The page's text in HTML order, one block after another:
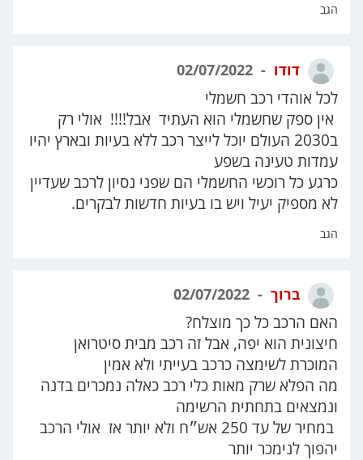
הגב
דודו
לכל אוהדי רכב חשמלי
אין ספק שחשמלי הוא העתיד אבל!!!! אולי רק
ב2030 העולם יוכל לייצר רכב ללא בעיות ובארץ יהיו
עמדות טעינה בשפע
כרגע כל רוכשי החשמלי הם שפני נסיון לרכב שעדיין
לא מספיק יעיל ויש בו בעיות חדשות לבקרים.
הגב
ברוך
האם הרכב כל כך מוצלח?
חיצונית הוא יפה, אבל זה רכב מבית סיטרואן
המוכרת לשימצה כרכב בעייתי ולא אמין
מה הפלא שרק מאות כלי רכב כאלה נמכרים בדנה
ונמצאים בתחתית הרשימה
במחיר של עד 250 אש״ח ולא יותר אז אולי הרכב
יהפוך לנימכר יותר